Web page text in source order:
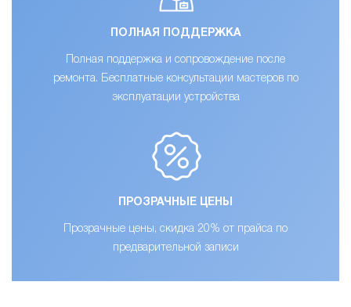
ПОЛНАЯ ПОДДЕРЖКА
Полная поддержка и сопровождение после
ремонта. Бесплатные консультации мастеров по
эксплуатации устройства
ПРОЗРАЧНЫЕ ЦЕНЫ
Прозрачные цены, скидка 20% от прайса по
предварительной записи